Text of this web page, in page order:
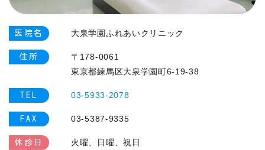
医院名 大泉学園ふれあいクリニック
住所
〒178-0061
東京都練馬区大泉学園町6-19-38
TEL 03-5933-2078
FAX 03-5387-9335
休診日 火曜、 日曜、祝日